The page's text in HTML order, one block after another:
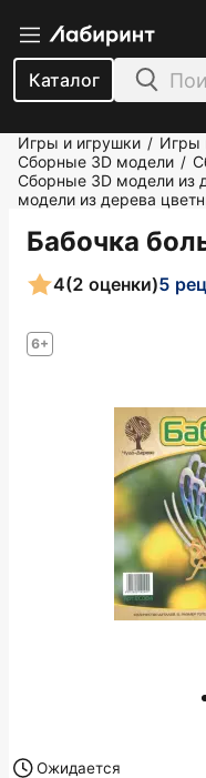
Каталог
Игры и игрушки / Игры
Сборные 3D модели /
Сборные 3D модели из
модели из дерева
Бабочка
6+
4(2 оценки)5
Ожидается